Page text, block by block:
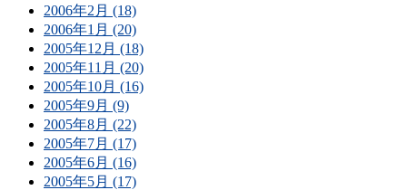
2006年2月 (18)
2006年1月 (20)
2005年12月 (18)
2005年11月 (20)
2005年10月 (16)
2005年9月 (9)
2005年8月 (22)
2005年7月 (17)
2005年6月 (16)
2005年5月 (17)